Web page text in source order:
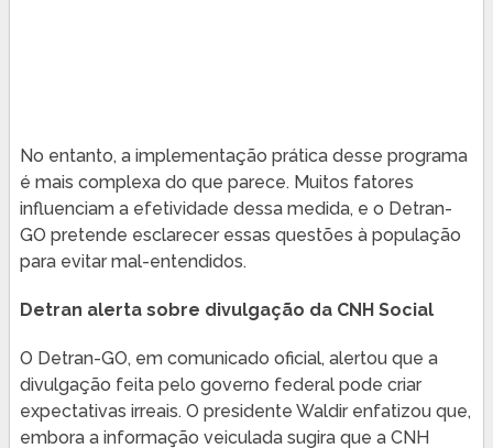
No entanto, a implementação prática desse programa
é mais complexa do que parece. Muitos fatores
influenciam a efetividade dessa medida, e o Detran-
GO pretende esclarecer essas questões à população
para evitar mal-entendidos.
Detran alerta sobre divulgação da CNH Social
O Detran-GO, em comunicado oficial, alertou que a
divulgação feita pelo governo federal pode criar
expectativas irreais. O presidente Waldir enfatizou que,
embora a informação veiculada sugira que a CNH